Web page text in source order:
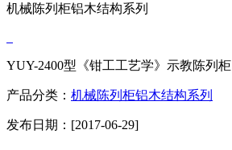
机械陈列柜铝木结构系列
YUY-2400型《钳工工艺学》示教陈列柜
产品分类： 机械陈列柜铝木结构系列
发布日期：[2017-06-29]